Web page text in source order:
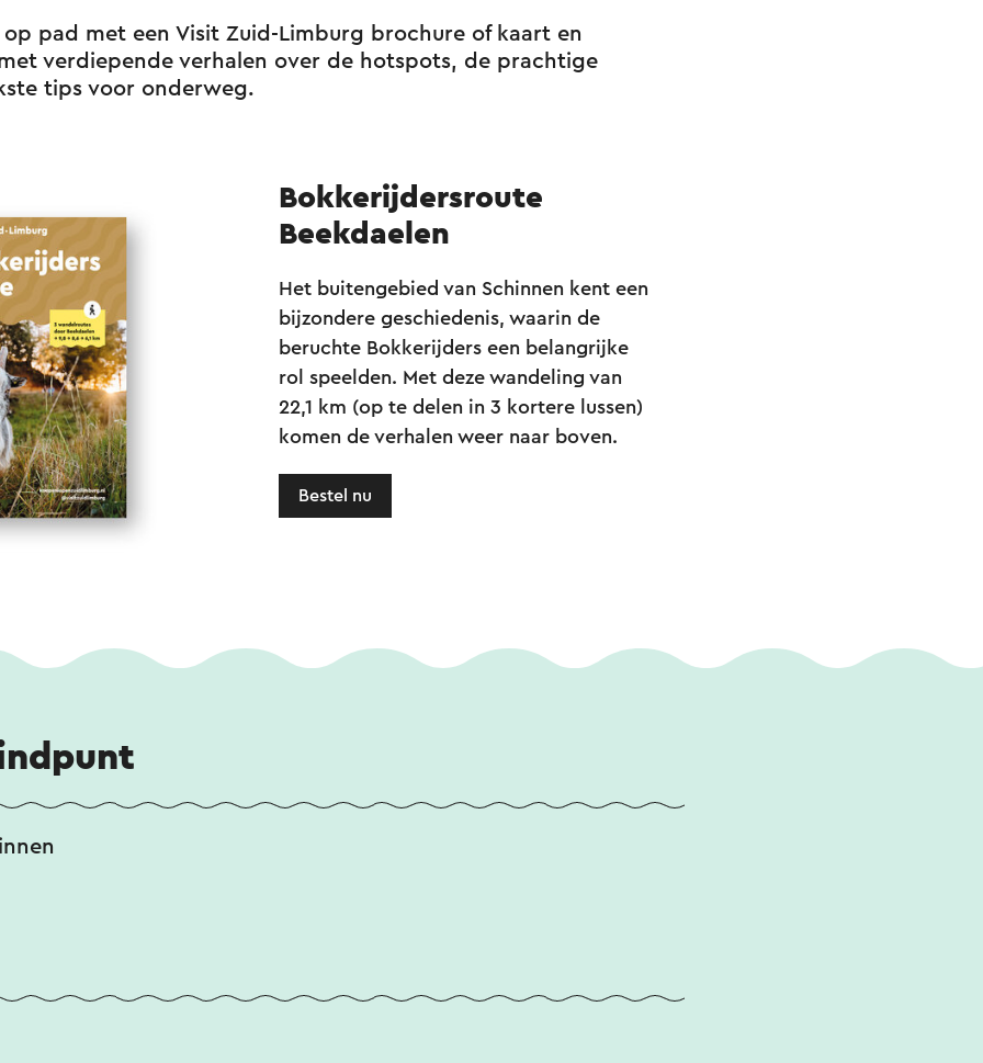
98 - 76 - 44 - 58 - 49 - 14 - 11 - 53 - 67 - 86 - 99 - 50 - 16 - 79 -
pad met een Visit Zuid-Limburg brochure of kaart en
verdiepende verhalen over de hotspots, de prachtige
tips voor onderweg.
Bokkerijdersroute
Beekdaelen
Het buitengebied van Schinnen kent een
bijzondere geschiedenis, waarin de
beruchte Bokkerijders een belangrijke
rol speelden. Met deze wandeling van
22,1 km (op te delen in 3 kortere lussen)
komen de verhalen weer naar boven.
Bestel nu